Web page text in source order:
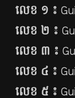
លេខ ១ ៖
លេខ ២ ៖
លេខ ៣ ៖
លេខ ៤​ ៖
លេខ ៥​ ៖